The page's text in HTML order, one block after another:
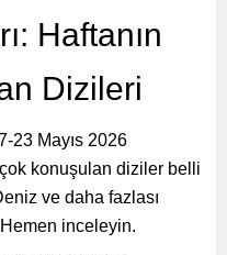
Haftanın
Dizileri
23 Mayıs 2026
konuşulan diziler belli
ve daha fazlası
inceleyin.